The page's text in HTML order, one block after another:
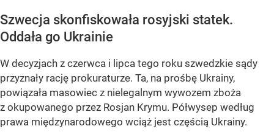
Szwecja skonfiskowała rosyjski statek.
Oddała go Ukrainie
W decyzjach z czerwca i lipca tego roku szwedzkie sądy
przyznały rację prokuraturze. Ta, na prośbę Ukrainy,
powiązała masowiec z nielegalnym wywozem zboża
z okupowanego przez Rosjan Krymu. Półwysep według
prawa międzynarodowego wciąż jest częścią Ukrainy.